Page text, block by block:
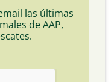
las últimas
de AAP,